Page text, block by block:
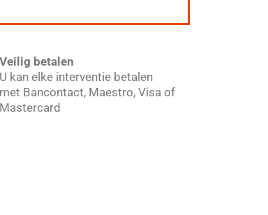
Veilig betalen
U kan elke interventie betalen
met Bancontact, Maestro, Visa of
Mastercard